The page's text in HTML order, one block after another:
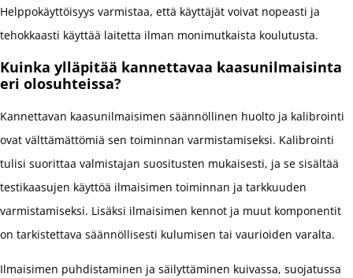
Helppokäyttöisyys varmistaa, että käyttäjät voivat nopeasti ja
tehokkaasti käyttää laitetta ilman monimutkaista koulutusta.
Kuinka ylläpitää kannettavaa kaasunilmaisinta
eri olosuhteissa?
Kannettavan kaasunilmaisimen säännöllinen huolto ja kalibrointi
ovat välttämättömiä sen toiminnan varmistamiseksi. Kalibrointi
tulisi suorittaa valmistajan suositusten mukaisesti, ja se sisältää
testikaasujen käyttöä ilmaisimen toiminnan ja tarkkuuden
varmistamiseksi. Lisäksi ilmaisimen kennot ja muut komponentit
on tarkistettava säännöllisesti kulumisen tai vaurioiden varalta.
Ilmaisimen puhdistaminen ja säilyttäminen kuivassa, suojatussa